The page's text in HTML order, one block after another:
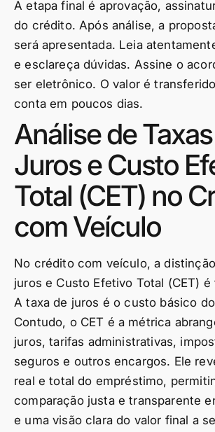
A etapa final é aprovação,
do crédito. Após análise, a
será apresentada. Leia
e esclareça dúvidas. Assine o
ser eletrônico. O valor é
conta em poucos dias.
Análise de
Juros e Custo
Total (CET) no
com Veículo
No crédito com veículo, a
juros e Custo Efetivo Total (CET)
A taxa de juros é o custo básico
Contudo, o CET é a métrica
juros, tarifas administrativas,
seguros e outros encargos. Ele
real e total do empréstimo,
comparação justa e transparente
e uma visão clara do valor final a